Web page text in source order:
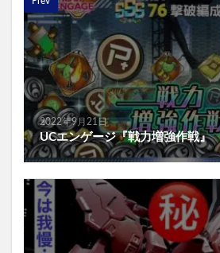
2022年9月21日
UCエンゲージ『戦力増強作戦』